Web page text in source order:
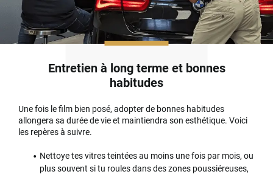
Entretien à long terme et bonnes
habitudes
Une fois le film bien posé, adopter de bonnes habitudes
allongera sa durée de vie et maintiendra son esthétique. Voici
les repères à suivre.
Nettoye tes vitres teintées au moins une fois par mois, ou
plus souvent si tu roules dans des zones poussiéreuses,